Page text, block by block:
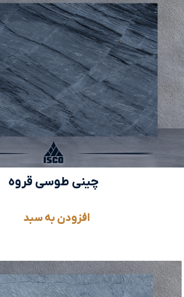
چینی طوسی قروه
افزودن به سبد